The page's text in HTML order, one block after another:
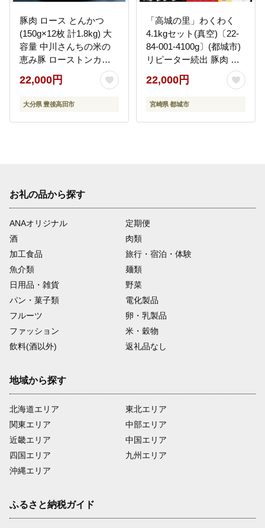
豚肉 ロース とんかつ
(150g×12枚 計1.8kg) 大
容量 中川さんちの米の
恵み豚 ローストンカツ
トンカツ ブランド豚 豚
ロース お肉 冷凍 【スピ
ード発送】
22,000円
大分県 豊後高田市
「高城の里」わくわく
4.1kgセット(真空)〔22-
84-001-4100g〕(都城市)
リピーター続出 豚肉 都
城産豚 高城の里 しゃぶ
しゃぶ バラ 焼肉 切り落
とし 肩ローススライス
ド豚 ギャル曽根さんお
22,000円
宮崎県 都城市
お礼の品から探す
ANAオリジナル
定期便
酒
肉類
加工食品
旅行・宿泊・体験
魚介類
麺類
日用品・雑貨
野菜
パン・菓子類
電化製品
フルーツ
卵・乳製品
ファッション
米・穀物
飲料(酒以外)
返礼品なし
地域から探す
北海道エリア
関東エリア
近畿エリア
四国エリア
沖縄エリア
東北エリア
中部エリア
中国エリア
九州エリア
ふるさと納税ガイド